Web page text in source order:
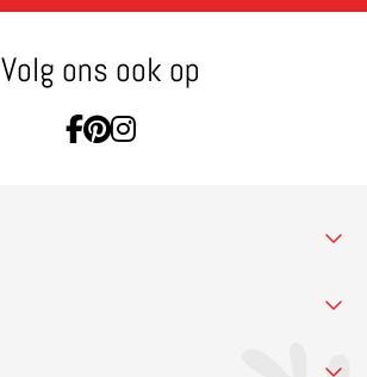
Volg ons ook op
Ga naar Facebook
Ga naar Pinterest
Ga naar Instagram